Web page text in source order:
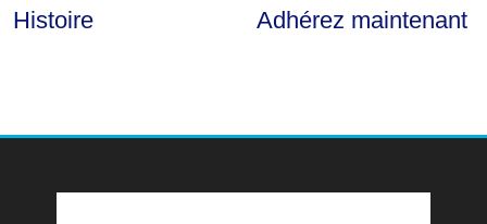
Histoire Adhérez maintenant